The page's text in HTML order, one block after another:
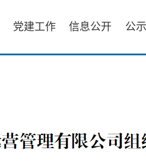
党建工作 信息公开 公